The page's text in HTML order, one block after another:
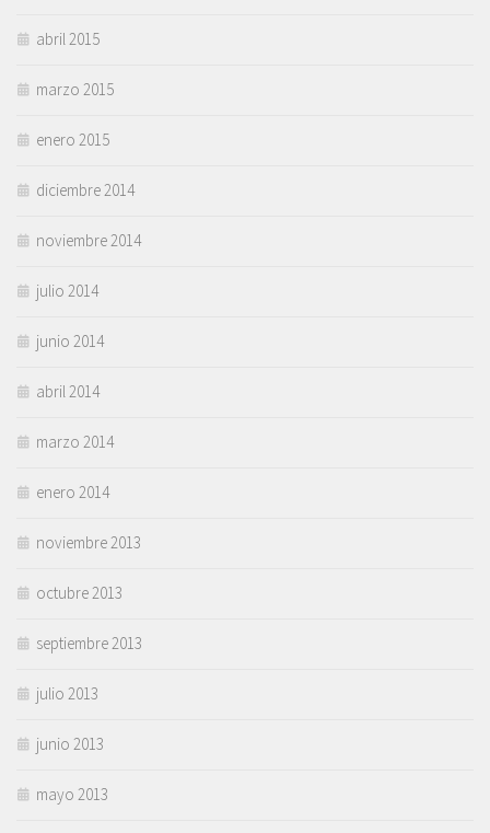
abril 2015
marzo 2015
enero 2015
diciembre 2014
noviembre 2014
julio 2014
junio 2014
abril 2014
marzo 2014
enero 2014
noviembre 2013
octubre 2013
septiembre 2013
julio 2013
junio 2013
mayo 2013